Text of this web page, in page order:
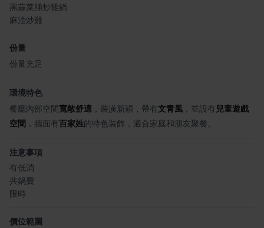
黑蒜菜脯炒雞鍋
麻油炒雞
份量
份量充足
環境特色
餐廳內部空間寬敞舒適 ，裝潢新穎，帶有文青風 ，並設有 兒童遊戲
空間 ，牆面有百家姓的特色裝飾，適合家庭和朋友聚餐。
注意事項
有低消
共鍋費
限時
價位範圍